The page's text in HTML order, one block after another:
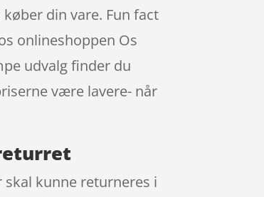
din vare. Fun fact
onlineshoppen Os
udvalg finder du
være lavere- når
kunne returneres i